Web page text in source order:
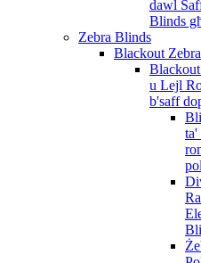
dawl
Blinds
Zebra Blinds
Blackout
u Lejl
b'saff
ta'